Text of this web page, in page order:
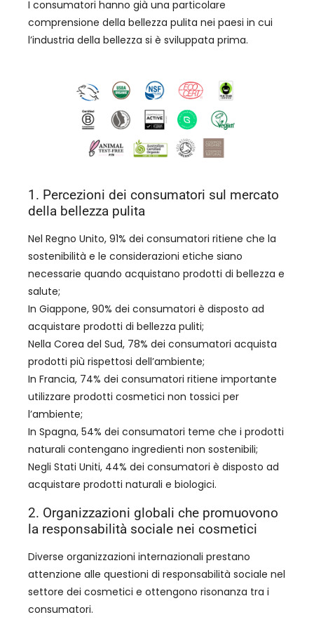
I consumatori hanno già una particolare
comprensione della bellezza pulita nei paesi in cui
l’industria della bellezza si è sviluppata prima.
1. Percezioni dei consumatori sul mercato
della bellezza pulita
Nel Regno Unito, 91% dei consumatori ritiene che la
sostenibilità e le considerazioni etiche siano
necessarie quando acquistano prodotti di bellezza e
salute;
In Giappone, 90% dei consumatori è disposto ad
acquistare prodotti di bellezza puliti;
Nella Corea del Sud, 78% dei consumatori acquista
prodotti più rispettosi dell’ambiente;
In Francia, 74% dei consumatori ritiene importante
utilizzare prodotti cosmetici non tossici per
l’ambiente;
In Spagna, 54% dei consumatori teme che i prodotti
naturali contengano ingredienti non sostenibili;
Negli Stati Uniti, 44% dei consumatori è disposto ad
acquistare prodotti naturali e biologici.
2. Organizzazioni globali che promuovono
la responsabilità sociale nei cosmetici
Diverse organizzazioni internazionali prestano
attenzione alle questioni di responsabilità sociale nel
settore dei cosmetici e ottengono risonanza tra i
consumatori.